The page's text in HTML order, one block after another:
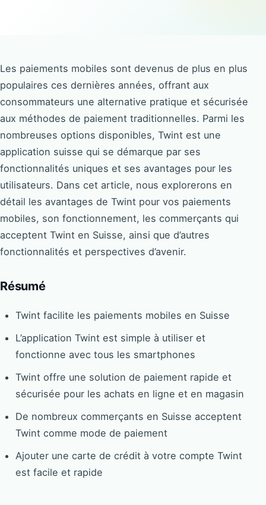
Les paiements mobiles sont devenus de plus en plus
populaires ces dernières années, offrant aux
consommateurs une alternative pratique et sécurisée
aux méthodes de paiement traditionnelles. Parmi les
nombreuses options disponibles, Twint est une
application suisse qui se démarque par ses
fonctionnalités uniques et ses avantages pour les
utilisateurs. Dans cet article, nous explorerons en
détail les avantages de Twint pour vos paiements
mobiles, son fonctionnement, les commerçants qui
acceptent Twint en Suisse, ainsi que d’autres
fonctionnalités et perspectives d’avenir.
Résumé
Twint facilite les paiements mobiles en Suisse
L’application Twint est simple à utiliser et
fonctionne avec tous les smartphones
Twint offre une solution de paiement rapide et
sécurisée pour les achats en ligne et en magasin
De nombreux commerçants en Suisse acceptent
Twint comme mode de paiement
Ajouter une carte de crédit à votre compte Twint
est facile et rapide